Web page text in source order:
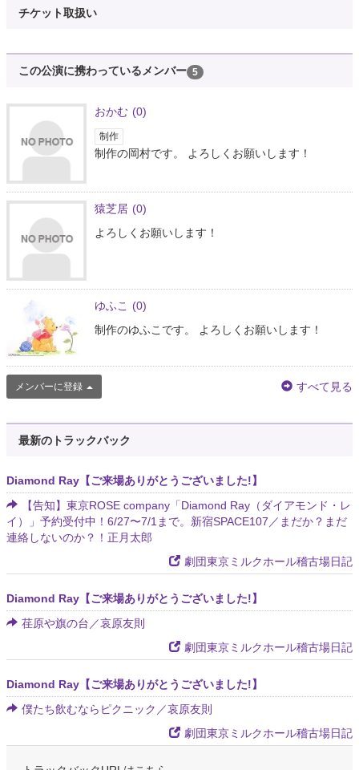
チケット取扱い
この公演に携わっているメンバー 5
おかむ (0)
制作
制作の岡村です。 よろしくお願いします！
猿芝居 (0)
よろしくお願いします！
ゆふこ
(0)
制作のゆふこです。 よろしくお願いします！
メンバーに登録 すべて見る
最新のトラックバック
Diamond Ray【ご来場ありがとうございました!】
【告知】東京ROSE company「Diamond Ray（ダイアモンド・レ
イ）」予約受付中！6/27〜7/1まで。新宿SPACE107／まだか？まだ
連絡しないのか？！正月太郎
劇団東京ミルクホール稽古場日記
Diamond Ray【ご来場ありがとうございました!】
荏原や旗の台／哀原友則
劇団東京ミルクホール稽古場日記
Diamond Ray【ご来場ありがとうございました!】
僕たち飲むならピクニック／哀原友則
劇団東京ミルクホール稽古場日記